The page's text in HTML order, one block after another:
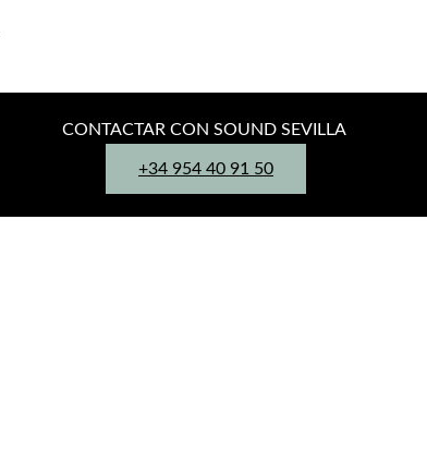
CONTACTAR CON SOUND SEVILLA
+34 954 40 91 50